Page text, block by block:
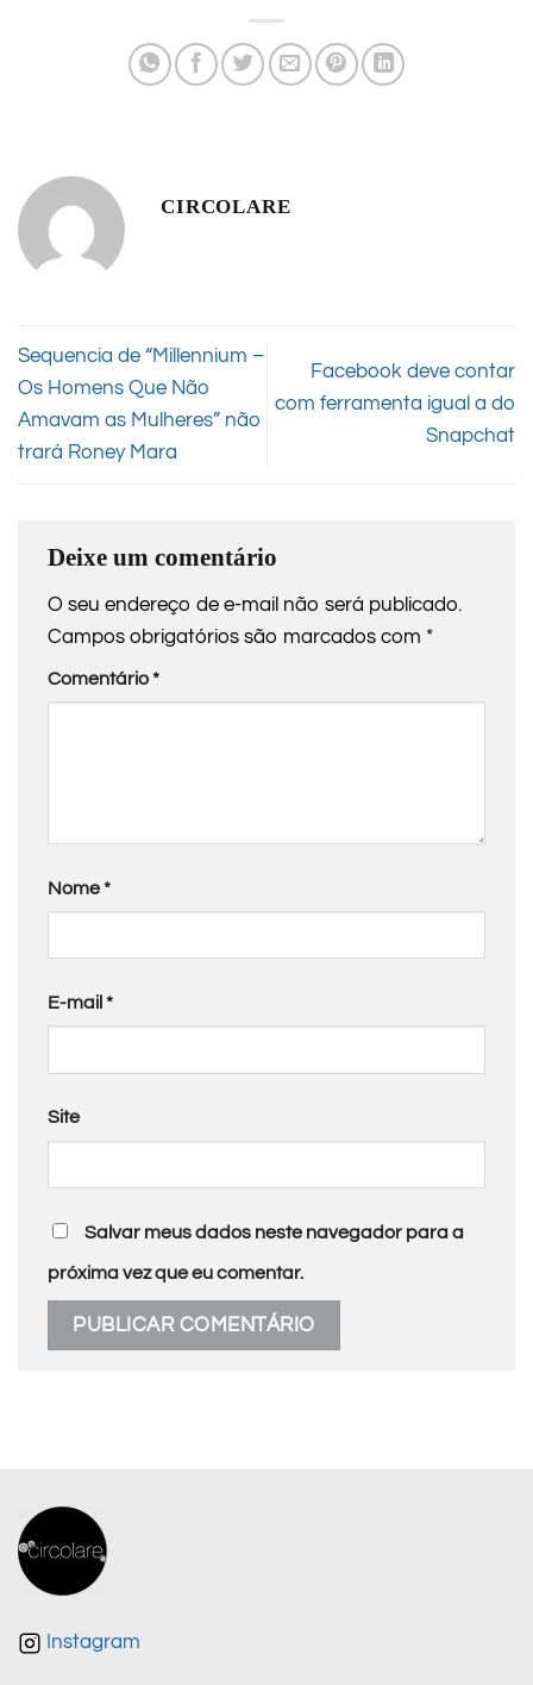
CIRCOLARE
Sequencia de “Millennium –
Os Homens Que Não
Amavam as Mulheres” não
trará Roney Mara
Facebook deve contar
com ferramenta igual a do
Snapchat
Deixe um comentário
O seu endereço de e-mail não será publicado.
Campos obrigatórios são marcados com *
Comentário*
Nome*
E-mail *
Site
Salvar meus dados neste navegador para a
próxima vez que eu comentar.
Instagram